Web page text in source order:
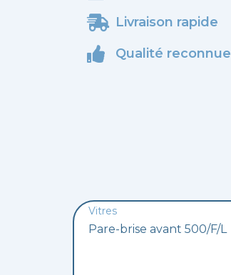
Livraison rapide
Qualité reconnue
Vitres
Pare-brise avant 500/F/L